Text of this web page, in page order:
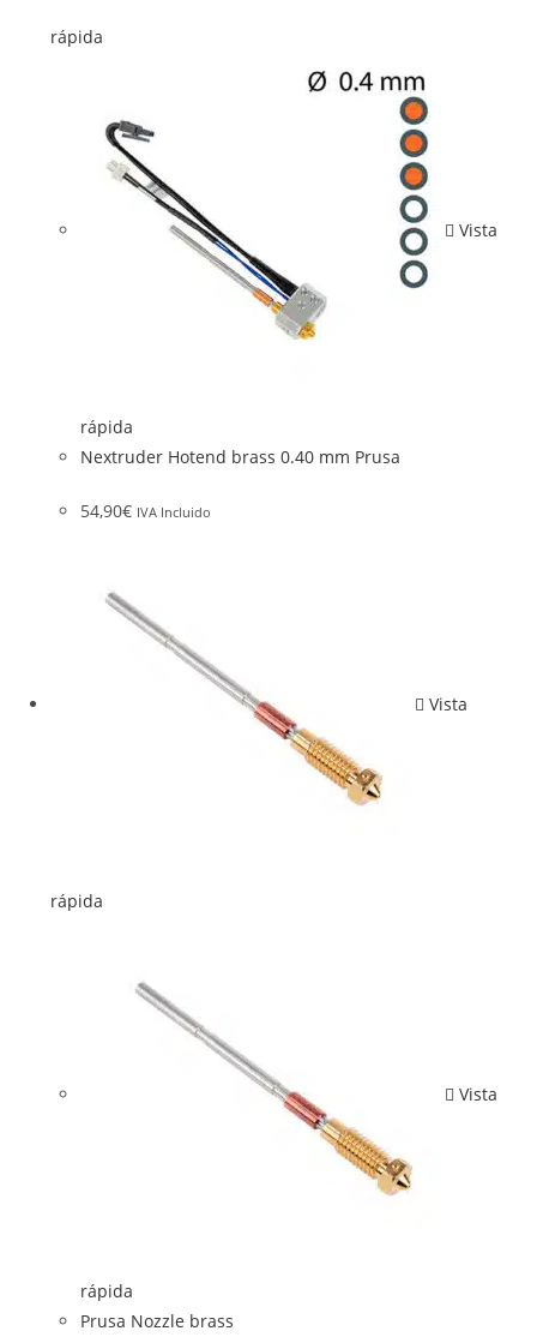
rápida
Vista
rápida
Nextruder Hotend brass 0.40 mm Prusa
54,90€ IVA Incluido
Vista
rápida
Vista
rápida
Prusa Nozzle brass